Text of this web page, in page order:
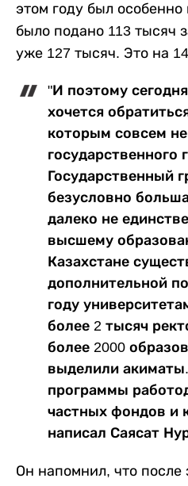
этом году был
было подано 113 тысяч
уже 127 тысяч. Это на
"И поэтому
хочется
которым совсем
государственного
Государственный
безусловно
далеко не
высшему
Казахстане
дополнительной
году
более 2 тысяч
более 2000
выделили
программы
частных фондов и
написал Саясат
Он напомнил, что после